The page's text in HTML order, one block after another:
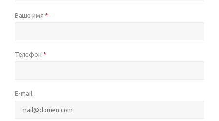
Ваше имя *
Телефон *
E-mail